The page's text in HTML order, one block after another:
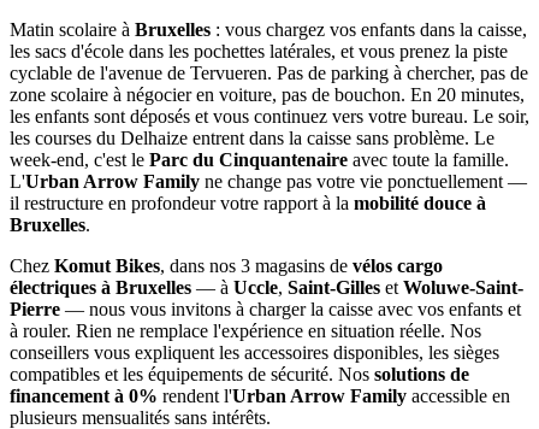
Matin scolaire à Bruxelles : vous chargez vos enfants dans la caisse,
les sacs d'école dans les pochettes latérales, et vous prenez la piste
cyclable de l'avenue de Tervueren. Pas de parking à chercher, pas de
zone scolaire à négocier en voiture, pas de bouchon. En 20 minutes,
les enfants sont déposés et vous continuez vers votre bureau. Le soir,
les courses du Delhaize entrent dans la caisse sans problème. Le
week-end, c'est le Parc du Cinquantenaire avec toute la famille.
L'Urban Arrow Family ne change pas votre vie ponctuellement —
il restructure en profondeur votre rapport à la mobilité douce à
Bruxelles.
Chez Komut Bikes, dans nos 3 magasins de vélos cargo
électriques à Bruxelles — à Uccle, Saint-Gilles et Woluwe-Saint-
Pierre — nous vous invitons à charger la caisse avec vos enfants et
à rouler. Rien ne remplace l'expérience en situation réelle. Nos
conseillers vous expliquent les accessoires disponibles, les sièges
compatibles et les équipements de sécurité. Nos solutions de
financement à 0% rendent l'Urban Arrow Family accessible en
plusieurs mensualités sans intérêts.